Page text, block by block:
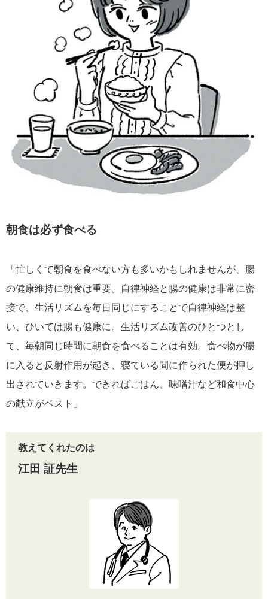
朝食は必ず食べる
「忙しくて朝食を食べない方も多いかもしれませんが、腸
の健康維持に朝食は重要。自律神経と腸の健康は非常に密
接で、生活リズムを毎日同じにすることで自律神経は整
い、ひいては腸も健康に。生活リズム改善のひとつとし
て、毎朝同じ時間に朝食を食べることは有効。食べ物が腸
に入ると反射作用が起き、寝ている間に作られた便が押し
出されていきます。できればごはん、味噌汁など和食中心
の献立がベスト」
教えてくれたのは
江田 証先生